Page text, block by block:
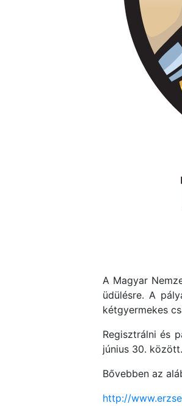
A Magyar
üdülésre. A
kétgyermekes
Regisztrálni és
június 30. között.
Bővebben az
http://